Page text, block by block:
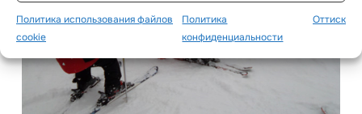
Политика использования файлов
cookie
Политика
конфиденциальности
Оттиск